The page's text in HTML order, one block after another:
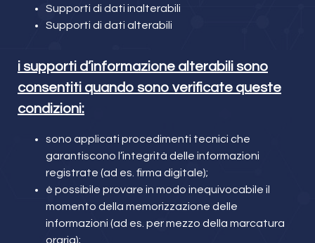
Supporti di dati inalterabili
Supporti di dati alterabili
i supporti d’informazione alterabili sono
consentiti quando sono verificate queste
condizioni:
sono applicati procedimenti tecnici che
garantiscono l’integrità delle informazioni
registrate (ad es. firma digitale);
è possibile provare in modo inequivocabile il
momento della memorizzazione delle
informazioni (ad es. per mezzo della marcatura
oraria);